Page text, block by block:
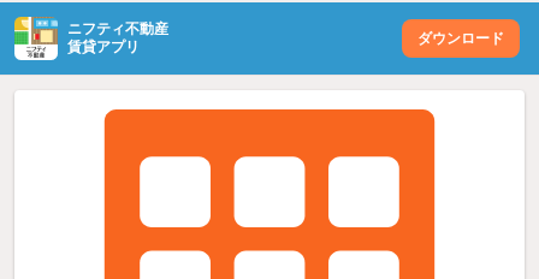
ニフティ不動産
賃貸アプリ
ダウンロード